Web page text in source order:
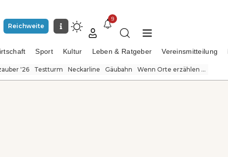
Reichweite
9
Sport Kultur Leben & Ratgeber Vereinsmitteilung
'26 Testturm Neckarline Gäubahn Wenn Orte erzählen ...